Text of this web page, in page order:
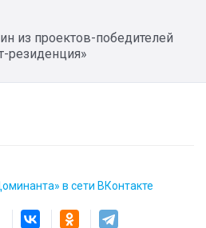
из проектов-победителей
резиденция»
в сети ВКонтакте